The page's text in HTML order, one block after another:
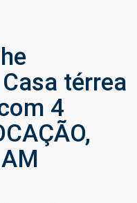
térrea
4